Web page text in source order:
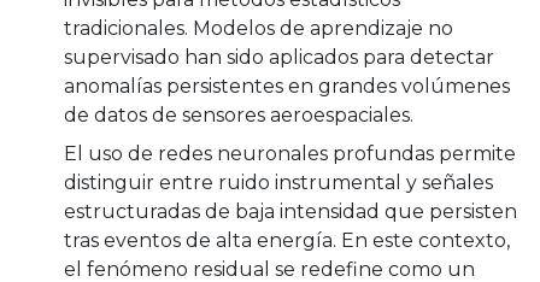
tradicionales. Modelos de aprendizaje no
supervisado han sido aplicados para detectar
anomalías persistentes en grandes volúmenes
de datos de sensores aeroespaciales.
El uso de redes neuronales profundas permite
distinguir entre ruido instrumental y señales
estructuradas de baja intensidad que persisten
tras eventos de alta energía. En este contexto,
el fenómeno residual se redefine como un